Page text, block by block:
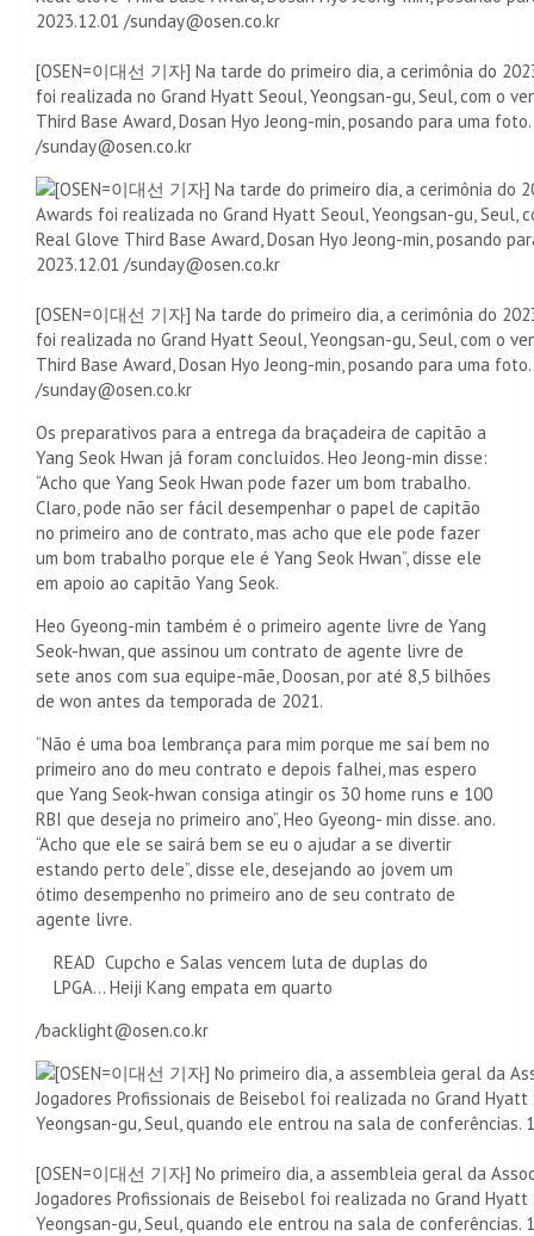
[OSEN=이대선 기자] Na tarde do primeiro dia, a cerimônia do
foi realizada no Grand Hyatt Seoul, Yeongsan-gu, Seul, com o
Third Base Award, Dosan Hyo Jeong-min, posando para uma
/sunday@osen.co.kr
[OSEN=이대선 기자] Na tarde do primeiro dia, a cerimônia do
foi realizada no Grand Hyatt Seoul, Yeongsan-gu, Seul, com o
Third Base Award, Dosan Hyo Jeong-min, posando para uma
/sunday@osen.co.kr
Os preparativos para a entrega da braçadeira de capitão a
Yang Seok Hwan já foram concluídos. Heo Jeong-min disse:
“Acho que Yang Seok Hwan pode fazer um bom trabalho.
Claro, pode não ser fácil desempenhar o papel de capitão
no primeiro ano de contrato, mas acho que ele pode fazer
um bom trabalho porque ele é Yang Seok Hwan”, disse ele
em apoio ao capitão Yang Seok.
Heo Gyeong-min também é o primeiro agente livre de Yang
Seok-hwan, que assinou um contrato de agente livre de
sete anos com sua equipe-mãe, Doosan, por até 8,5 bilhões
de won antes da temporada de 2021.
“Não é uma boa lembrança para mim porque me saí bem no
primeiro ano do meu contrato e depois falhei, mas espero
que Yang Seok-hwan consiga atingir os 30 home runs e 100
RBI que deseja no primeiro ano”, Heo Gyeong- min disse. ano.
“Acho que ele se sairá bem se eu o ajudar a se divertir
estando perto dele”, disse ele, desejando ao jovem um
ótimo desempenho no primeiro ano de seu contrato de
agente livre.
READ Cupcho e Salas vencem luta de duplas do
LPGA... Heiji Kang empata em quarto
/backlight@osen.co.kr
[OSEN=이대선 기자] No primeiro dia, a assembleia geral da
Jogadores Profissionais de Beisebol foi realizada no Grand
Yeongsan-gu, Seul, quando ele entrou na sala de conferências.